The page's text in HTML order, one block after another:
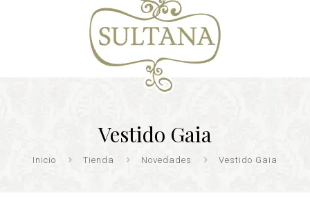
Vestido Gaia
Inicio Tienda Novedades Vestido Gaia